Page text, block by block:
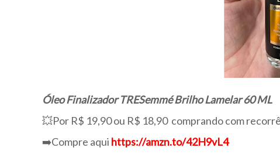
Óleo Finalizador TRESemmé Brilho Lamelar 60 ML
💥Por R$ 19,90 ou R$ 18,90 comprando com
➡️Compre aqui https://amzn.to/42H9vL4